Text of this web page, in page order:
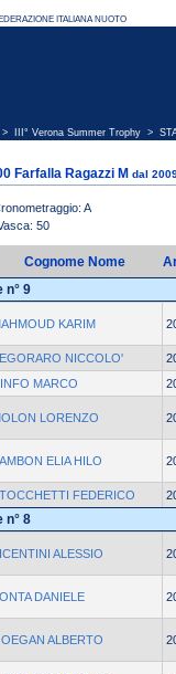
> III° Verona Summer Trophy >
Farfalla Ragazzi M dal
A
50
Cognome Nome
n° 9
KARIM
NICCOLO'
MARCO
LORENZO
ELIA HILO
FEDERICO
n° 8
ALESSIO
DANIELE
ALBERTO